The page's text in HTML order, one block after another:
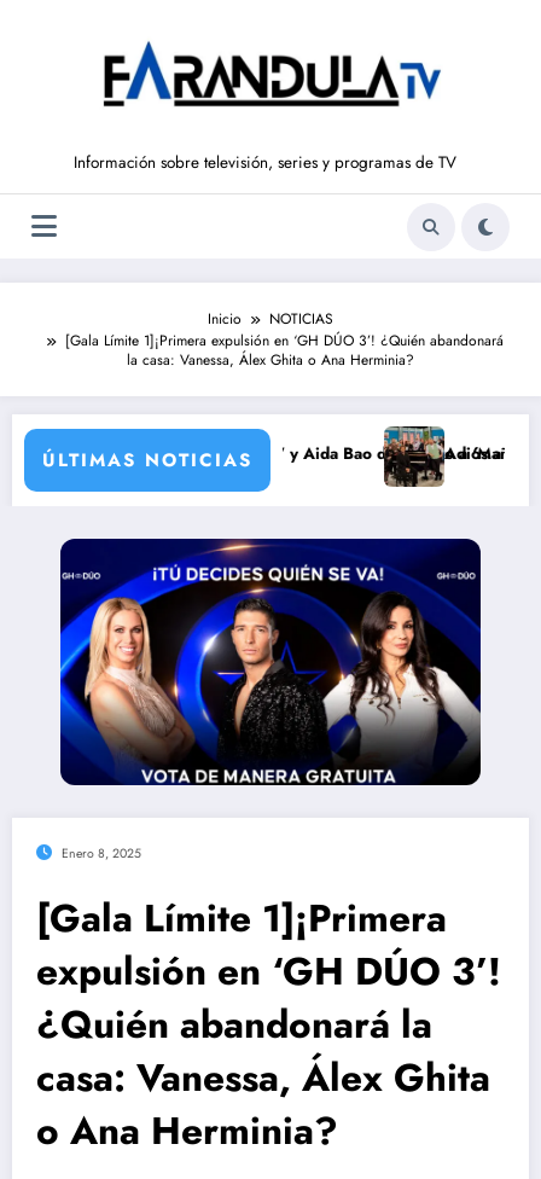
Información sobre televisión, series y programas de TV
Inicio
NOTICIAS
[Gala Límite 1]¡Primera expulsión en ‘GH DÚO 3’! ¿Quién abandonará
la casa: Vanessa, Álex Ghita o Ana Herminia?
ÚLTIMAS NOTICIAS
a ‘La Hora de La 1’ y Aida Bao da el salto a ‘Mañaneros 360’
Adiós a ‘Cine de barrio’
Enero 8, 2025
[Gala Límite 1]¡Primera
expulsión en ‘GH DÚO 3’!
¿Quién abandonará la
casa: Vanessa, Álex Ghita
o Ana Herminia?